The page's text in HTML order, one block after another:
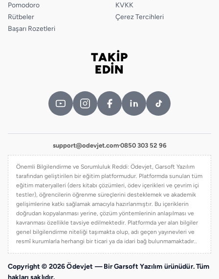
Pomodoro
Rütbeler
Başarı Rozetleri
KVKK
Çerez Tercihleri
TAKİP
EDİN
support@odevjet.com·0850 303 52 96
Önemli Bilgilendirme ve Sorumluluk Reddi: Ödevjet, Garsoft Yazılım
tarafından geliştirilen bir eğitim platformudur. Platformda sunulan tüm
eğitim materyalleri (ders kitabı çözümleri, ödev içerikleri ve çevrim içi
testler), öğrencilerin öğrenme süreçlerini desteklemek ve akademik
gelişimlerine katkı sağlamak amacıyla hazırlanmıştır. Bu içeriklerin
doğrudan kopyalanması yerine, çözüm yöntemlerinin anlaşılması ve
kavranması özellikle tavsiye edilmektedir. Platformda yer alan bilgiler
genel bilgilendirme niteliği taşımakta olup, adı geçen yayınevleri ve
resmî kurumlarla herhangi bir ticari ya da idari bağ bulunmamaktadır..
Copyright © 2026 Ödevjet — Bir Garsoft Yazılım ürünüdür. Tüm
hakları saklıdır.